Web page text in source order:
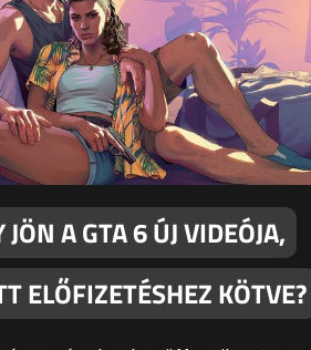
A GTA 6 ÚJ VIDEÓJA,
ELŐFIZETÉSHEZ KÖTVE?